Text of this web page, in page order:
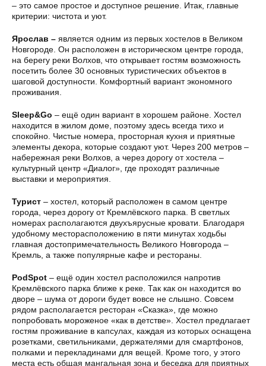
– это самое простое и доступное решение. Итак, главные
критерии: чистота и уют.
Ярослав – является одним из первых хостелов в Великом
Новгороде. Он расположен в историческом центре города,
на берегу реки Волхов, что открывает гостям возможность
посетить более 30 основных туристических объектов в
шаговой доступности. Комфортный вариант экономного
проживания.
Sleep&Go – ещё один вариант в хорошем районе. Хостел
находится в жилом доме, поэтому здесь всегда тихо и
спокойно. Чистые номера, просторная кухня и приятные
элементы декора, которые создают уют. Через 200 метров –
набережная реки Волхов, а через дорогу от хостела –
культурный центр «Диалог», где проходят различные
выставки и мероприятия.
Турист – хостел, который расположен в самом центре
города, через дорогу от Кремлёвского парка. В светлых
номерах располагаются двухъярусные кровати. Благодаря
удобному месторасположению в пяти минутах ходьбы
главная достопримечательность Великого Новгорода –
Кремль, а также популярные кафе и рестораны.
PodSpot – ещё один хостел расположился напротив
Кремлёвского парка ближе к реке. Так как он находится во
дворе – шума от дороги будет вовсе не слышно. Совсем
рядом располагается ресторан «Сказка», где можно
попробовать мороженое «как в детстве». Хостел предлагает
гостям проживание в капсулах, каждая из которых оснащена
розетками, светильниками, держателями для смартфонов,
полками и перекладинами для вещей. Кроме того, у этого
места есть общая мангальная зона и беседка для приятных